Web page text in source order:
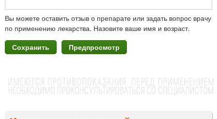
Вы можете оставить отзыв о препарате или задать вопрос врачу
по применению лекарства. Назовите ваше имя и возраст.